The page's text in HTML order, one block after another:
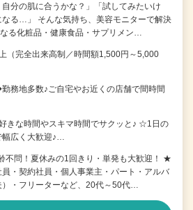
自分の肌に合うかな？」「試してみたいけ
なる…」 そんな気持ち、美容モニターで解決
る化粧品・健康食品・サプリメン…
（完全出来高制／時間額1,500円～5,000
務地多数♪ご自宅やお近くの店舗で間時間
きな時間やスキマ時間でサクッと♪ ☆1日の
広く大歓迎♪…
不問！夏休みの1回きり・単発も大歓迎！ ★
・契約社員・個人事業主・パート・アルバ
・フリーターなど、20代～50代…